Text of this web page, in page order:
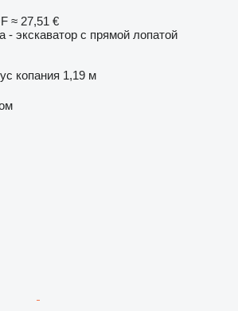
≈ 27,51 €
- экскаватор с прямой лопатой
копания 1,19 м